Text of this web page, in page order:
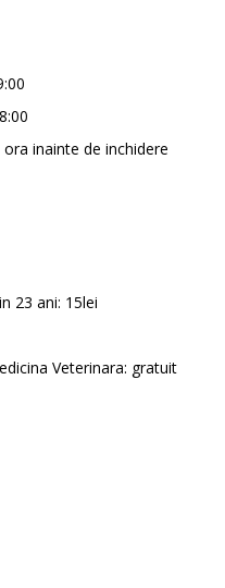
inainte de inchidere
23 ani: 15lei
Veterinara: gratuit